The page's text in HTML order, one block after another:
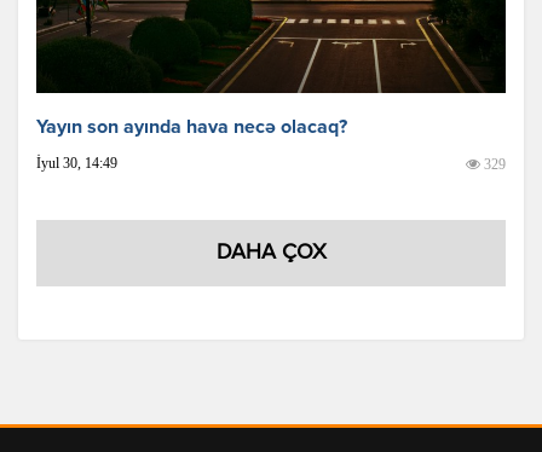
Yayın son ayında hava necə olacaq?
İyul 30, 14:49 329
DAHA ÇOX